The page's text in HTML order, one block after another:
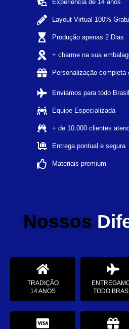
Experiência de 14 anos
Layout Virtual 100%
Produção apenas 2 Dias
+ charme na sua
Personalização completa
Enviamos para todo Brasil
Equipe Especializada
+ de 10.000 clientes
Entrega pontual e segura
Materiais premium
Nossos
TRADIÇÃO
14 ANOS
TODO